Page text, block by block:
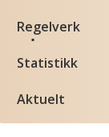
Regelverk
Statistikk
Aktuelt